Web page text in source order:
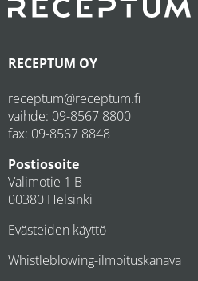
RECEPTUM OY
receptum@receptum.fi
vaihde: 09-8567 8800
fax: 09-8567 8848
Postiosoite
Valimotie 1 B
00380 Helsinki
Evästeiden käyttö
Whistleblowing-ilmoituskanava